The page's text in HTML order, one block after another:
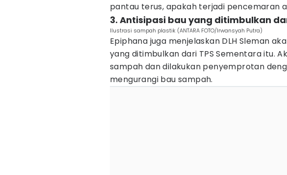
pantau terus, apakah terjadi pencemaran
3. Antisipasi bau yang ditimbulkan
Ilustrasi sampah plastik (ANTARA FOTO/Irwansyah Putra)
Epiphana juga menjelaskan DLH Sleman
yang ditimbulkan dari TPS Sementara itu.
sampah dan dilakukan penyemprotan
mengurangi bau sampah.